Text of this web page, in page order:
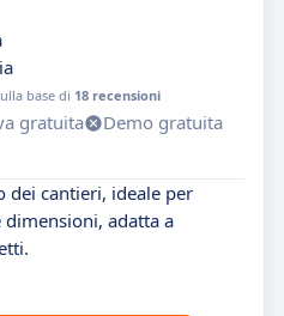
base di 18 recensioni
gratuita
Demo gratuita
dei cantieri, ideale per
adatta a